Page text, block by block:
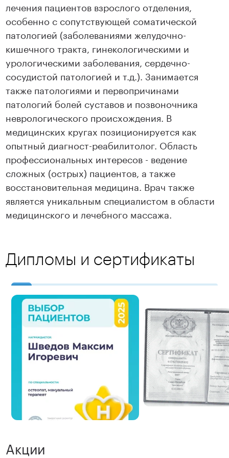
лечения пациентов взрослого отделения,
особенно с сопутствующей соматической
патологией (заболеваниями желудочно-
кишечного тракта, гинекологическими и
урологическими заболевания, сердечно-
сосудистой патологией и т.д.). Занимается
также патологиями и первопричинами
патологий болей суставов и позвоночника
неврологического происхождения. В
медицинских кругах позиционируется как
опытный диагност-реабилитолог. Область
профессиональных интересов - ведение
сложных (острых) пациентов, а также
восстановительная медицина. Врач также
является уникальным специалистом в области
медицинского и лечебного массажа.
Дипломы и сертификаты
Акции